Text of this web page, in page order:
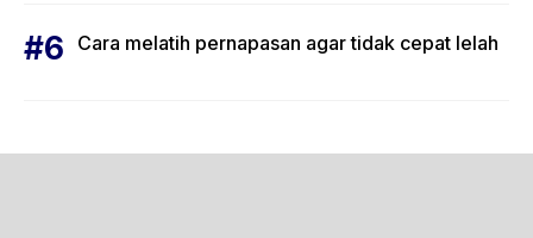
Cara melatih pernapasan agar tidak cepat lelah